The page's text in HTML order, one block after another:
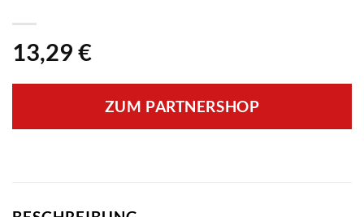
13,29 €
ZUM PARTNERSHOP